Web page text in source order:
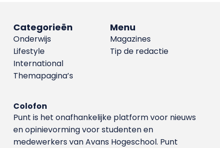
Menu
Magazines
Tip de redactie
Categorieën
Onderwijs
Lifestyle
International
Themapagina’s
Colofon
Punt is het onafhankelijke platform voor nieuws
en opinievorming voor studenten en
medewerkers van Avans Hoge­school. Punt